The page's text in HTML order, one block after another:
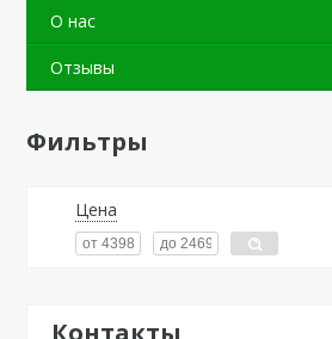
О нас
Отзывы
Фильтры
Цена
Контакты